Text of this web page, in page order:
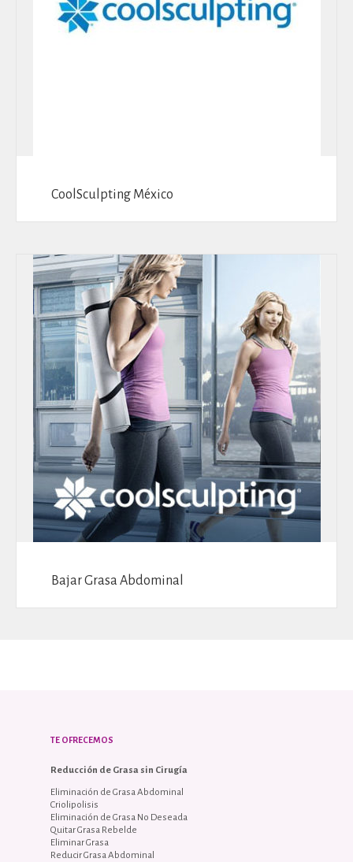
CoolSculpting México
Bajar Grasa Abdominal
TE OFRECEMOS
Reducción de Grasa sin Cirugía
Eliminación de Grasa Abdominal
Criolipolisis
Eliminación de Grasa No Deseada
Quitar Grasa Rebelde
Eliminar Grasa
Reducir Grasa Abdominal